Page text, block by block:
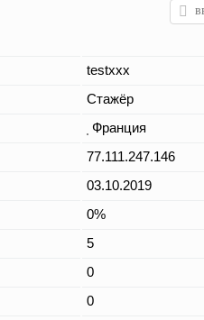
testxxx
Стажёр
Франция
77.111.247.146
03.10.2019
0%
5
0
0